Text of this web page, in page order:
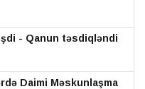
- Qanun təsdiqləndi
Daimi Məskunlaşma